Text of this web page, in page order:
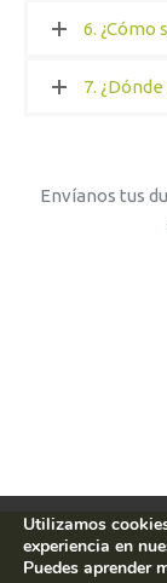
6. ¿Cómo
7.
Envíanos tus
Utilizamos
experiencia en
Puedes aprender